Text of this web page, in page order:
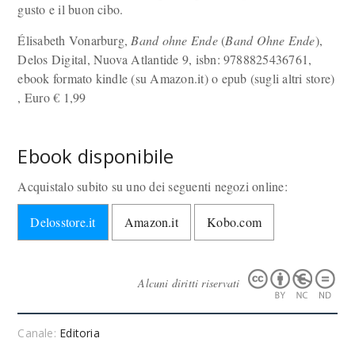
gusto e il buon cibo.
Élisabeth Vonarburg,Band ohne Ende(Band Ohne Ende),
Delos Digital, Nuova Atlantide 9, isbn: 9788825436761,
ebook formato kindle (su Amazon.it) o epub (sugli altri store)
, Euro€ 1,99
Ebook disponibile
Acquistalo subito su uno dei seguenti negozi online:
Delosstore.it Amazon.it Kobo.com
Alcuni diritti riservati
Canale: Editoria